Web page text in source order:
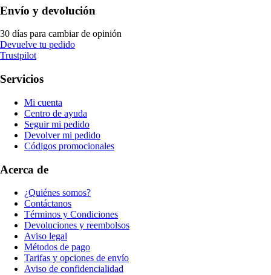
Envío y devolución
30 días para cambiar de opinión
Devuelve tu pedido
Trustpilot
Servicios
Mi cuenta
Centro de ayuda
Seguir mi pedido
Devolver mi pedido
Códigos promocionales
Acerca de
¿Quiénes somos?
Contáctanos
Términos y Condiciones
Devoluciones y reembolsos
Aviso legal
Métodos de pago
Tarifas y opciones de envío
Aviso de confidencialidad